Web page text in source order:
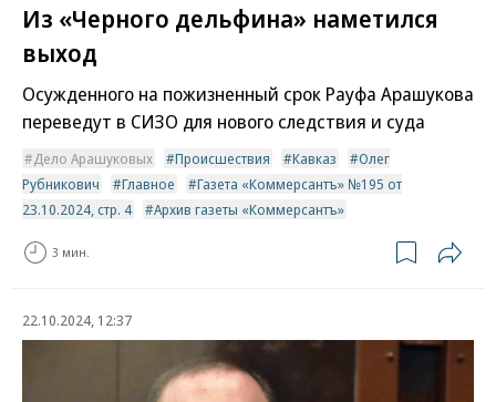
Из «Черного дельфина» наметился
выход
Осужденного на пожизненный срок Рауфа Арашукова
переведут в СИЗО для нового следствия и суда
Дело Арашуковых Происшествия Кавказ
Олег
Рубникович
Главное
Газета «Коммерсантъ» №195 от
23.10.2024, стр. 4
Архив газеты «Коммерсантъ»
3 мин.
22.10.2024, 12:37